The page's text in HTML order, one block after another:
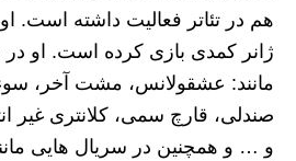
هم در تئاتر فعالیت داشته است. او
ژانر کمدی بازی کرده است. او در
مانند: عشقولانس، مشت آخر، سوء
صندلی، قارچ سمی، کلانتری غیر
و … و همچنین در سریال هایی